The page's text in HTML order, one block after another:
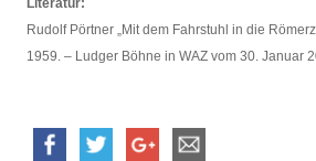
Literatur:
Rudolf Pörtner „Mit dem Fahrstuhl in die
1959. – Ludger Böhne in WAZ vom 30. Januar